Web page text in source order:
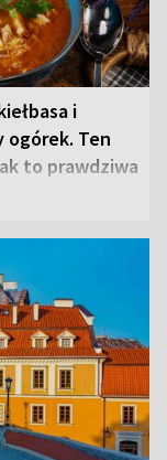
i
ogórek. Ten
to prawdziwa